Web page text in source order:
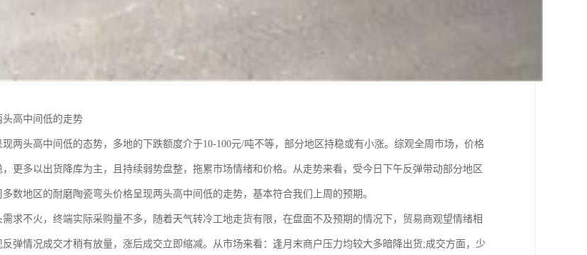
高中间低的走势
两头高中间低的态势，多地的下跌额度介于10-100元/吨不等，部分地区持稳或有小涨。综观全周市场，价格
更多以出货降库为主，且持续弱势盘整，拖累市场情绪和价格。从走势来看，受今日下午反弹带动部分地区
数地区的耐磨陶瓷弯头价格呈现两头高中间低的走势，基本符合我们上周的预期。
求不火，终端实际采购量不多，随着天气转冷工地走货有限，在盘面不及预期的情况下，贸易商观望情绪相
弹情况成交才稍有放量，涨后成交立即缩减。从市场来看：逢月末商户压力均较大多暗降出货;成交方面，少